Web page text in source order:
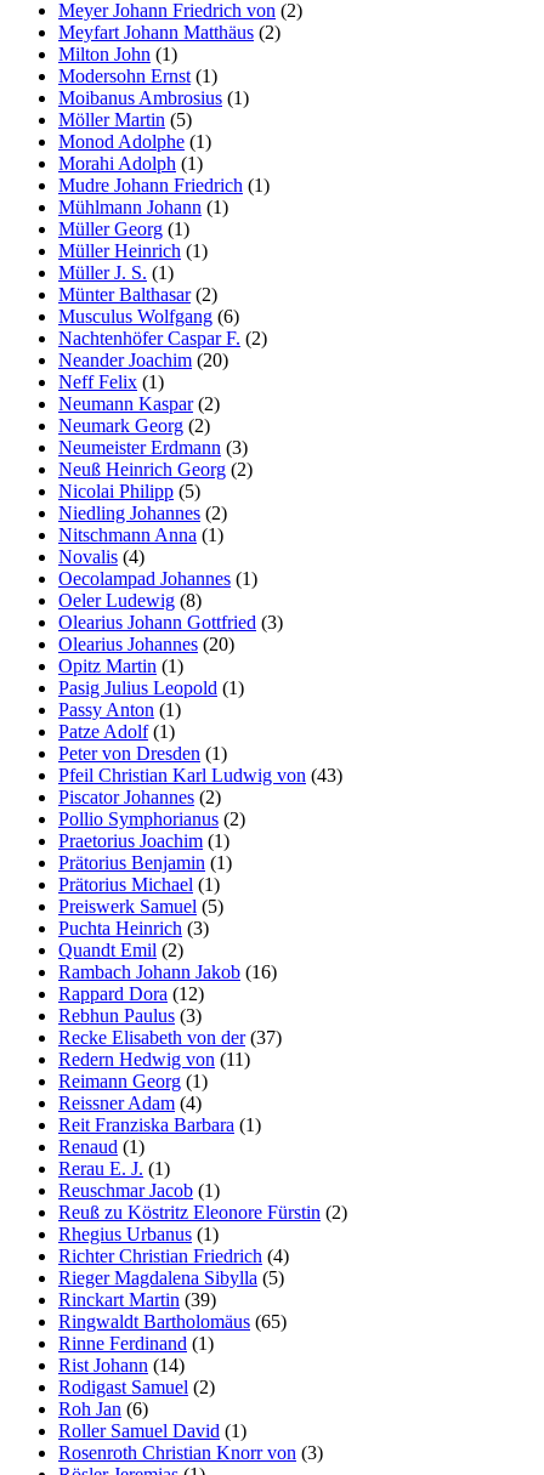
Meyer Johann Friedrich von (2)
Meyfart Johann Matthäus (2)
Milton John (1)
Modersohn Ernst (1)
Moibanus Ambrosius (1)
Möller Martin (5)
Monod Adolphe (1)
Morahi Adolph (1)
Mudre Johann Friedrich (1)
Mühlmann Johann (1)
Müller Georg (1)
Müller Heinrich (1)
Müller J. S. (1)
Münter Balthasar(2)
Musculus Wolfgang (6)
Nachtenhöfer Caspar F. (2)
Neander Joachim (20)
Neff Felix (1)
Neumann Kaspar(2)
Neumark Georg (2)
Neumeister Erdmann (3)
Neuß Heinrich Georg (2)
Nicolai Philipp (5)
Niedling Johannes (2)
Nitschmann Anna (1)
Novalis (4)
Oecolampad Johannes (1)
Oeler Ludewig (8)
Olearius Johann Gottfried (3)
Olearius Johannes (20)
Opitz Martin (1)
Pasig Julius Leopold (1)
Passy Anton (1)
Patze Adolf(1)
Peter von Dresden (1)
Pfeil Christian Karl Ludwig von (43)
Piscator Johannes (2)
Pollio Symphorianus (2)
Praetorius Joachim (1)
Prätorius Benjamin (1)
Prätorius Michael (1)
Preiswerk Samuel (5)
Puchta Heinrich (3)
Quandt Emil (2)
Rambach Johann Jakob (16)
Rappard Dora (12)
Rebhun Paulus (3)
Recke Elisabeth von der(37)
Redern Hedwig von (11)
Reimann Georg (1)
Reissner Adam (4)
Reit Franziska Barbara (1)
Renaud (1)
Rerau E. J. (1)
Reuschmar Jacob (1)
Reuß zu Köstritz Eleonore Fürstin (2)
Rhegius Urbanus (1)
Richter Christian Friedrich (4)
Rieger Magdalena Sibylla (5)
Rinckart Martin (39)
Ringwaldt Bartholomäus (65)
Rinne Ferdinand (1)
Rist Johann (14)
Rodigast Samuel (2)
Roh Jan (6)
Roller Samuel David (1)
Rosenroth Christian Knorr von (3)